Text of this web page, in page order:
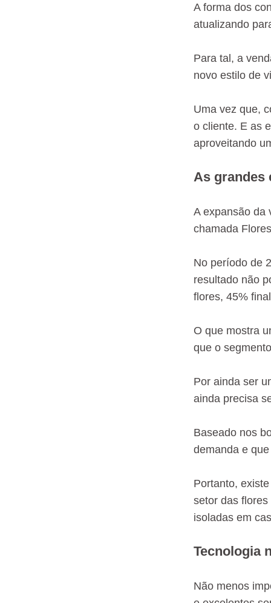
A forma dos
atualizando
Para tal, a
novo estilo de
Uma vez que,
o cliente. E as
aproveitando
As grandes
A expansão da
chamada
No período de
resultado não
flores, 45%
O que mostra
que o
Por ainda ser
ainda precisa
Baseado nos
demanda e
Portanto,
setor das
isoladas em
Tecnologia
Não menos